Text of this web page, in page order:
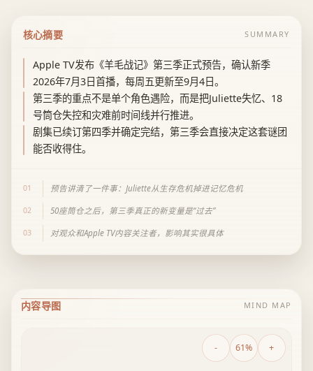
核心摘要 SUMMARY
Apple TV发布《羊毛战记》第三季正式预告，确认新季
2026年7月3日首播，每周五更新至9月4日。
第三季的重点不是单个角色遇险，而是把Juliette失忆、18
号筒仓失控和灾难前时间线并行推进。
剧集已续订第四季并确定完结，第三季会直接决定这套谜团
能否收得住。
01 预告讲清了一件事：Juliette从生存危机掉进记忆危机
02 50座筒仓之后，第三季真正的新变量是“过去”
03 对观众和Apple TV内容关注者，影响其实很具体
内容导图 MIND MAP
- 61% +